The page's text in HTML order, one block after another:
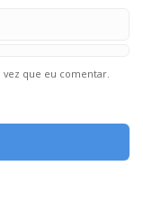
vez que eu comentar.